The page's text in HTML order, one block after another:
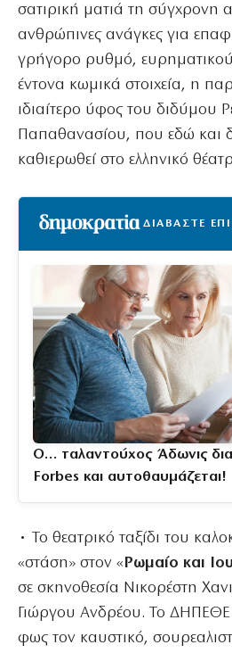
σατιρική ματιά τη σύγχρονη
ανθρώπινες ανάγκες για
γρήγορο ρυθμό,
έντονα κωμικά στοιχεία, η
ιδιαίτερο ύφος του διδύμου
Παπαθανασίου, που εδώ και
καθιερωθεί στο ελληνικό
ΔΙΑΒΑΣΤΕ
O… ταλαντούχος Άδωνις
Forbes και αυτοθαυμάζεται!
• Το θεατρικό ταξίδι του
«στάση» στον «Ρωμαίο και
σε σκηνοθεσία Νικορέστη
Γιώργου Ανδρέου. Το ΔΗΠΕΘΕ
φως τον καυστικό,